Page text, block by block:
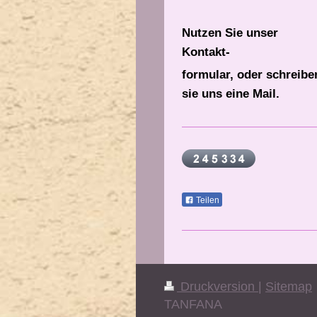
Nutzen Sie unser
Kontakt-
formular, oder
sie uns eine Mail.
Teilen
Druckversion
Sitemap
TANFANA